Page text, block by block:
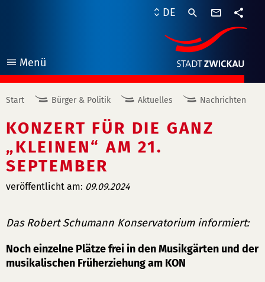
Menü
öffnen
DE
Start Bürger & Politik Aktuelles Nachrichten
KONZERT FÜR DIE GANZ
„KLEINEN“ AM 21.
SEPTEMBER
veröffentlicht am: 09.09.2024
Das Robert Schumann Konservatorium informiert:
Noch einzelne Plätze frei in den Musikgärten und der
musikalischen Früherziehung am KON